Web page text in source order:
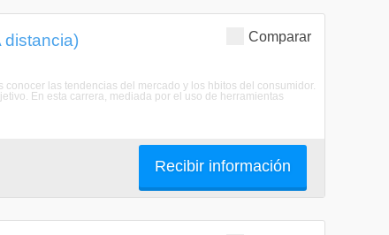
Comparar
distancia)
las tendencias del mercado y los hbitos del consumidor.
En esta carrera, mediada por el uso de herramientas
Recibir información